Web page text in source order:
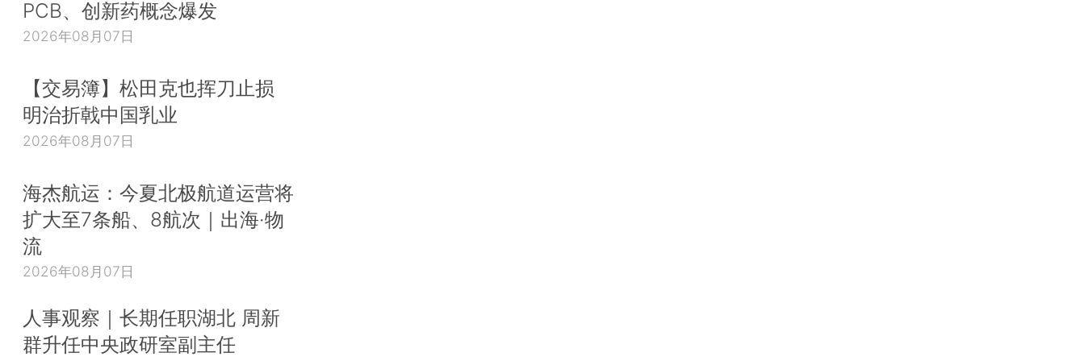
PCB、创新药概念爆发
2026年08月07日
【交易簿】松田克也挥刀止损
明治折戟中国乳业
2026年08月07日
海杰航运：今夏北极航道运营将
扩大至7条船、8航次｜出海·物
流
2026年08月07日
人事观察｜长期任职湖北 周新
群升任中央政研室副主任